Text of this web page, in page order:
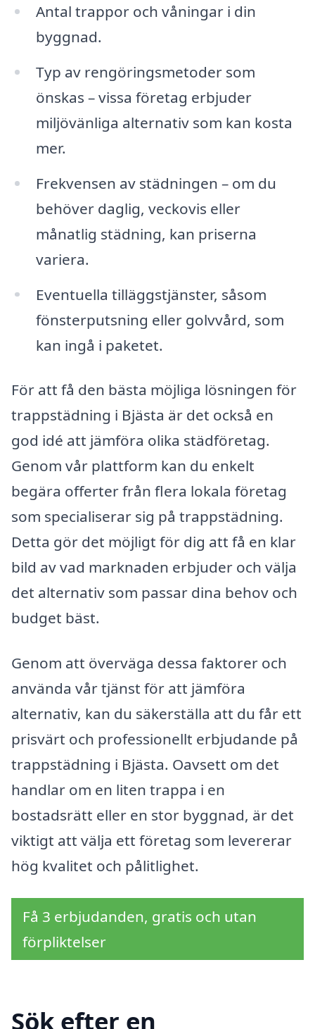
Antal trappor och våningar i din
byggnad.
Typ av rengöringsmetoder som
önskas – vissa företag erbjuder
miljövänliga alternativ som kan kosta
mer.
Frekvensen av städningen – om du
behöver daglig, veckovis eller
månatlig städning, kan priserna
variera.
Eventuella tilläggstjänster, såsom
fönsterputsning eller golvvård, som
kan ingå i paketet.
För att få den bästa möjliga lösningen för
trappstädning i Bjästa är det också en
god idé att jämföra olika städföretag.
Genom vår plattform kan du enkelt
begära offerter från flera lokala företag
som specialiserar sig på trappstädning.
Detta gör det möjligt för dig att få en klar
bild av vad marknaden erbjuder och välja
det alternativ som passar dina behov och
budget bäst.
Genom att överväga dessa faktorer och
använda vår tjänst för att jämföra
alternativ, kan du säkerställa att du får ett
prisvärt och professionellt erbjudande på
trappstädning i Bjästa. Oavsett om det
handlar om en liten trappa i en
bostadsrätt eller en stor byggnad, är det
viktigt att välja ett företag som levererar
hög kvalitet och pålitlighet.
Få 3 erbjudanden, gratis och utan
förpliktelser
Sök efter en